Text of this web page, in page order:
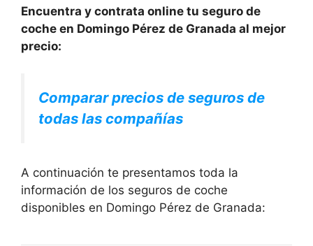
Encuentra y contrata online tu seguro de
coche en Domingo Pérez de Granada al mejor
precio:
Comparar precios de seguros de
todas las compañías
A continuación te presentamos toda la
información de los seguros de coche
disponibles en Domingo Pérez de Granada: